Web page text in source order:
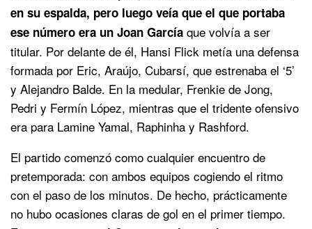
en su espalda, pero luego veía que el que portaba
ese número era un Joan García que volvía a ser
titular. Por delante de él, Hansi Flick metía una defensa
formada por Eric, Araújo, Cubarsí, que estrenaba el ‘5’
y Alejandro Balde. En la medular, Frenkie de Jong,
Pedri y Fermín López, mientras que el tridente ofensivo
era para Lamine Yamal, Raphinha y Rashford.
El partido comenzó como cualquier encuentro de
pretemporada: con ambos equipos cogiendo el ritmo
con el paso de los minutos. De hecho, prácticamente
no hubo ocasiones claras de gol en el primer tiempo.